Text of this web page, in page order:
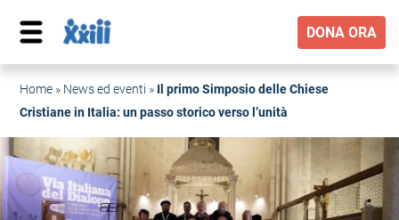
DONA ORA
Home » News ed eventi » Il primo Simposio delle Chiese
Cristiane in Italia: un passo storico verso l’unità